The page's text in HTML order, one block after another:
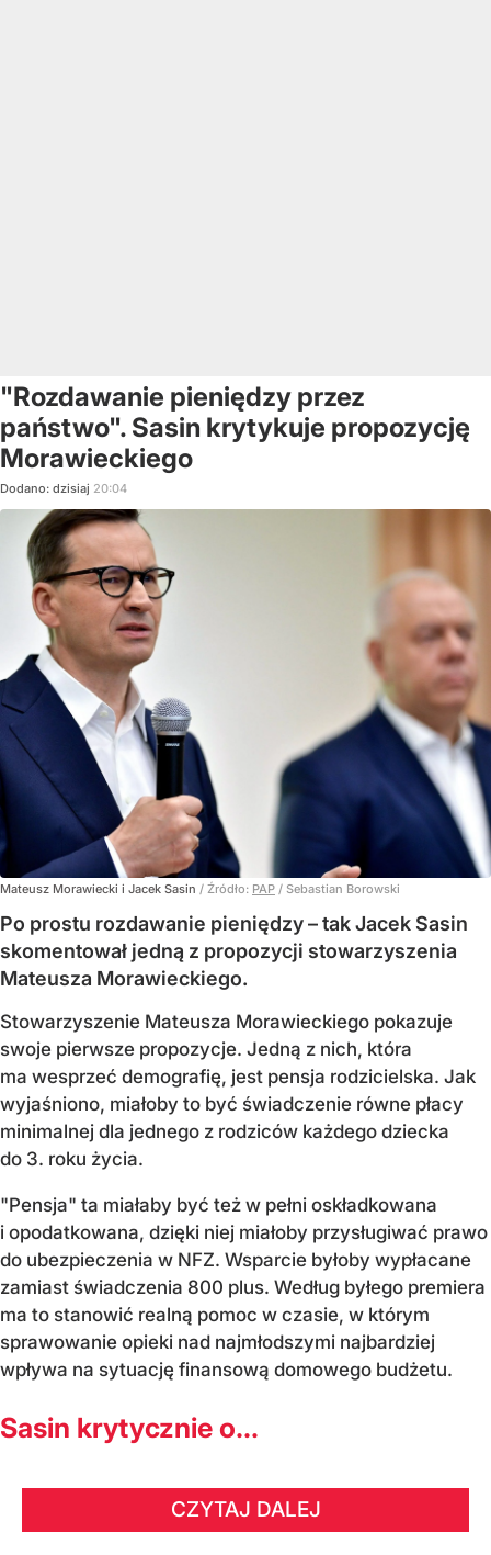
"Rozdawanie pieniędzy przez
państwo". Sasin krytykuje propozycję
Morawieckiego
Dodano: dzisiaj 20:04
Mateusz Morawiecki i Jacek Sasin / Źródło: PAP / Sebastian Borowski
Po prostu rozdawanie pieniędzy – tak Jacek Sasin
skomentował jedną z propozycji stowarzyszenia
Mateusza Morawieckiego.
Stowarzyszenie Mateusza Morawieckiego pokazuje
swoje pierwsze propozycje. Jedną z nich, która
ma wesprzeć demografię, jest pensja rodzicielska. Jak
wyjaśniono, miałoby to być świadczenie równe płacy
minimalnej dla jednego z rodziców każdego dziecka
do 3. roku życia.
"Pensja" ta miałaby być też w pełni oskładkowana
i opodatkowana, dzięki niej miałoby przysługiwać prawo
do ubezpieczenia w NFZ. Wsparcie byłoby wypłacane
zamiast świadczenia 800 plus. Według byłego premiera
ma to stanowić realną pomoc w czasie, w którym
sprawowanie opieki nad najmłodszymi najbardziej
wpływa na sytuację finansową domowego budżetu.
Sasin krytycznie o...
CZYTAJ DALEJ